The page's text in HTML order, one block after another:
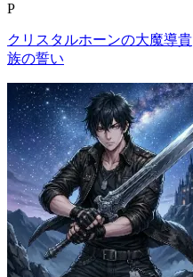
P
クリスタルホーンの大魔導貴
族の誓い